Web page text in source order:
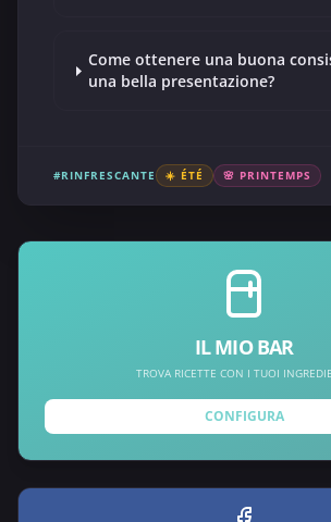
Come ottenere una buona
una bella presentazione?
#RINFRESCANTE ☀️ ÉTÉ 🌸 PRINTEMPS
IL MIO BAR
TROVA RICETTE CON I TUOI
CONFIGURA